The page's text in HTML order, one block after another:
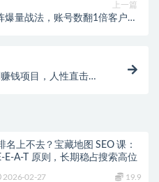
上一篇
爆量战法，账号数翻1倍客户多
钱项目，人性直击图
名上不去？宝藏地图 SEO 课：
E-A-T 原则，长期稳占搜索高位
2026-02-27 19.9